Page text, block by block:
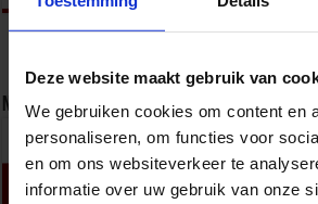
Deze website maakt gebruik van
We gebruiken cookies om content en
personaliseren, om functies voor
en om ons websiteverkeer te
informatie over uw gebruik van onze
Nieuwsbrief